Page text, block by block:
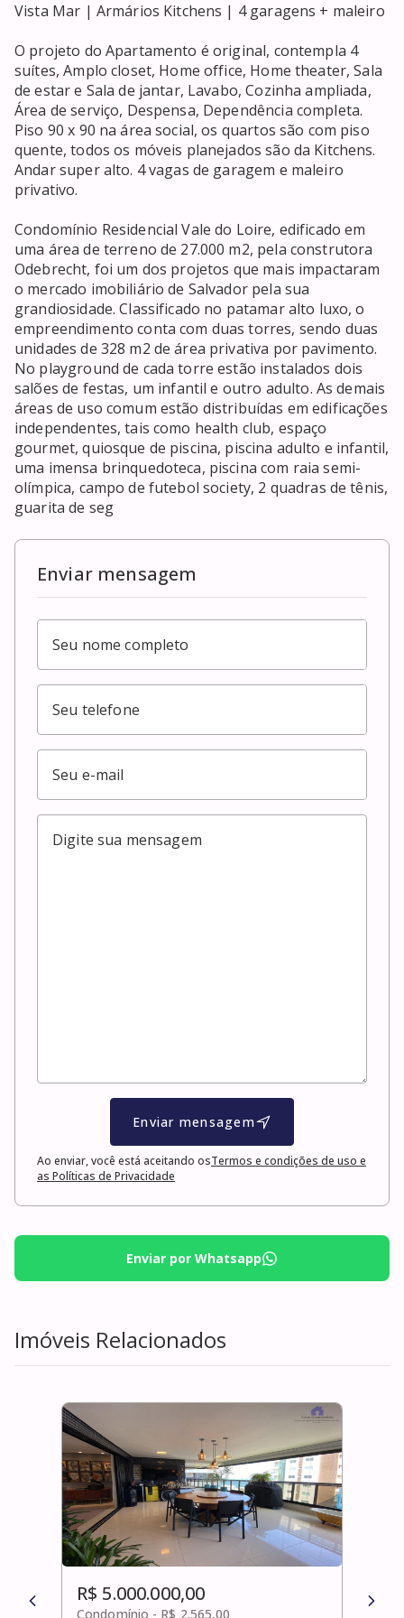
Vista Mar | Armários Kitchens | 4 garagens + maleiro
O projeto do Apartamento é original, contempla 4
suítes, Amplo closet, Home office, Home theater, Sala
de estar e Sala de jantar, Lavabo, Cozinha ampliada,
Área de serviço, Despensa, Dependência completa.
Piso 90 x 90 na área social, os quartos são com piso
quente, todos os móveis planejados são da Kitchens.
Andar super alto. 4 vagas de garagem e maleiro
privativo.
Condomínio Residencial Vale do Loire, edificado em
uma área de terreno de 27.000 m2, pela construtora
Odebrecht, foi um dos projetos que mais impactaram
o mercado imobiliário de Salvador pela sua
grandiosidade. Classificado no patamar alto luxo, o
empreendimento conta com duas torres, sendo duas
unidades de 328 m2 de área privativa por pavimento.
No playground de cada torre estão instalados dois
salões de festas, um infantil e outro adulto. As demais
áreas de uso comum estão distribuídas em edificações
independentes, tais como health club, espaço
gourmet, quiosque de piscina, piscina adulto e infantil,
uma imensa brinquedoteca, piscina com raia semi-
olímpica, campo de futebol society, 2 quadras de tênis,
guarita de seg
Enviar mensagem
Enviar mensagem
Ao enviar, você está aceitando osTermos e condições de uso e
as Políticas de Privacidade
Enviar por Whatsapp
Imóveis Relacionados
R$ 5.000.000,00
Condomínio - R$ 2.565,00
R$